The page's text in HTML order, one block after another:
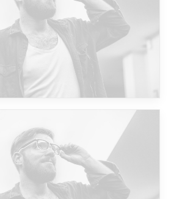
Future Islands
Future Islands